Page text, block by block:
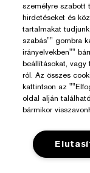
személyre szabott
hirdetéseket és
tartalmakat
szabás"" gombra
irányelvekben""
beállításokat,
ról. Az összes
kattintson az
oldal alján
bármikor